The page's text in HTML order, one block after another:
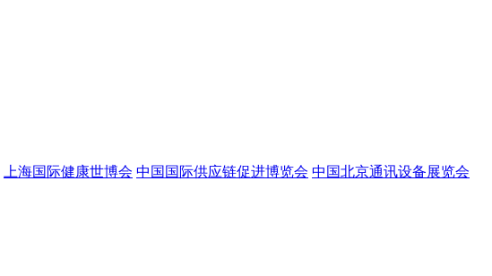
上海国际健康世博会 中国国际供应链促进博览会 中国北京通讯设备展览会